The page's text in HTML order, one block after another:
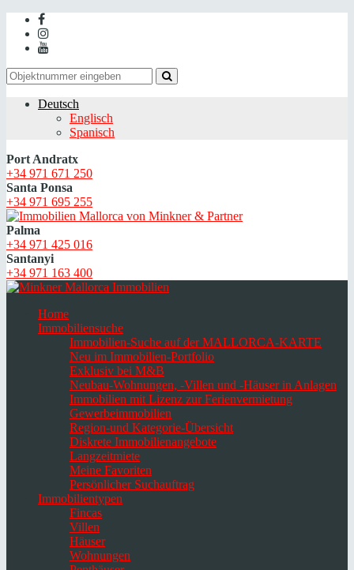
Deutsch
Englisch
Spanisch
Port Andratx
+34 971 671 250
Santa Ponsa
+34 971 695 255
Palma
+34 971 425 016
Santanyi
+34 971 163 400
Home
Immobiliensuche
Immobilien-Suche auf der MALLORCA-KARTE
Neu im Immobilien-Portfolio
Exklusiv bei M&B
Neubau-Wohnungen, -Villen und -Häuser in Anlagen
Immobilien mit Lizenz zur Ferienvermietung
Gewerbeimmobilien
Region-und Kategorie-Übersicht
Diskrete Immobilienangebote
Langzeitmiete
Meine Favoriten
Persönlicher Suchauftrag
Immobilientypen
Fincas
Villen
Häuser
Wohnungen